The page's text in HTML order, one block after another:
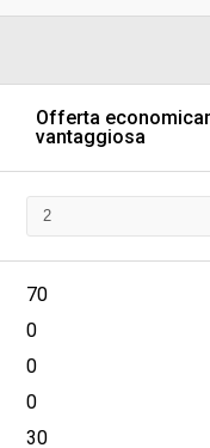
Offerta
vantaggiosa
70
0
0
0
30